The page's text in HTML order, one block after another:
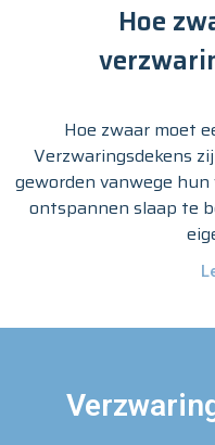
Hoe
Hoe zwaar moet
Verzwaringsdekens
geworden vanwege
ontspannen slaap te